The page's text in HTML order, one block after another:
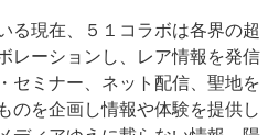
る現在、５１コラボは各界の超
レーションし、レア情報を発信
セミナー、ネット配信、聖地を
のを企画し情報や体験を提供し